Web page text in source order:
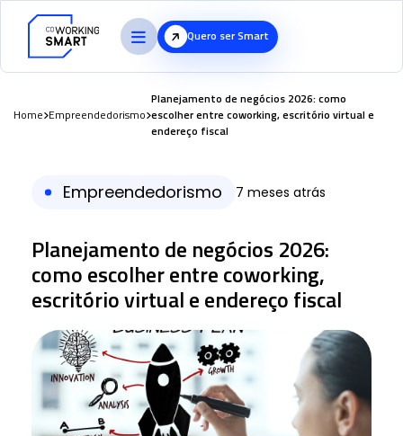
Quero ser Smart
Home Empreendedorismo
Planejamento de negócios 2026: como
escolher entre coworking, escritório virtual e
endereço fiscal
Empreendedorismo 7 meses atrás
Planejamento de negócios 2026:
como escolher entre coworking,
escritório virtual e endereço fiscal